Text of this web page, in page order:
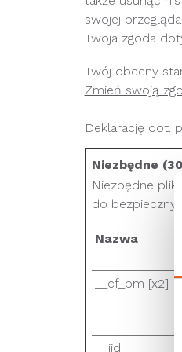
swojej
Twoja zgoda
Twój obecny
Zmień swoją
Deklarację dot.
Niezbędne
Niezbędne
do
Nazwa
__cf_bm [x2]
__jid